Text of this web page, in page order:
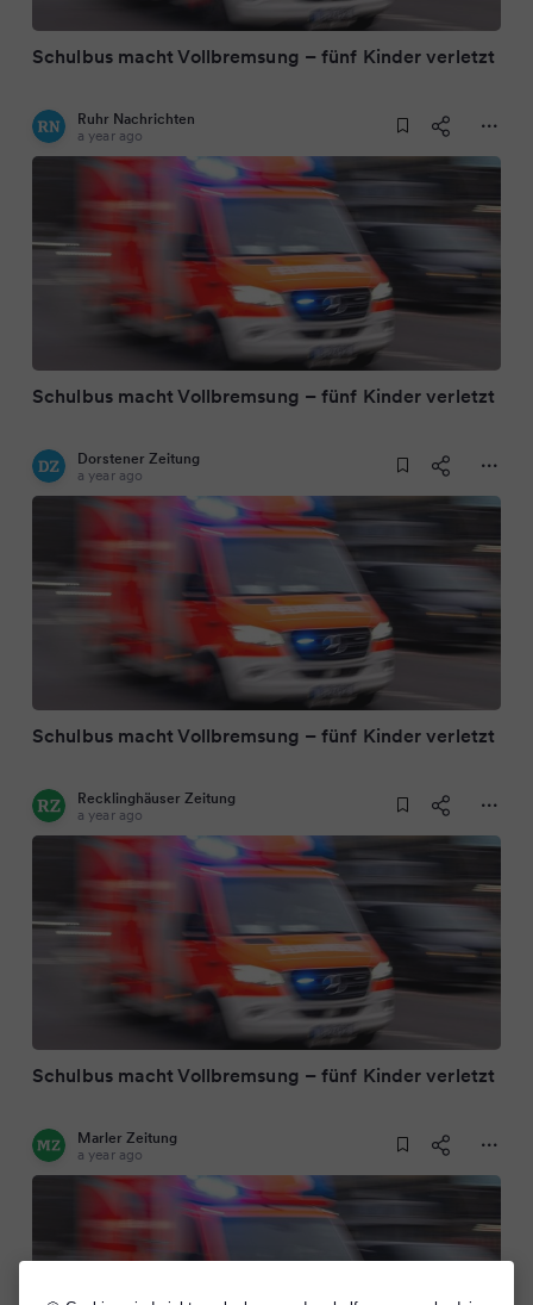
Schulbus macht Vollbremsung – fünf Kinder verletzt
Ruhr Nachrichten
a year ago
Schulbus macht Vollbremsung – fünf Kinder verletzt
Dorstener Zeitung
a year ago
Schulbus macht Vollbremsung – fünf Kinder verletzt
Recklinghäuser Zeitung
a year ago
Schulbus macht Vollbremsung – fünf Kinder verletzt
Marler Zeitung
a year ago